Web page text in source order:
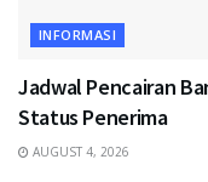
INFORMASI
Jadwal Pencairan
Status Penerima
AUGUST 4, 2026